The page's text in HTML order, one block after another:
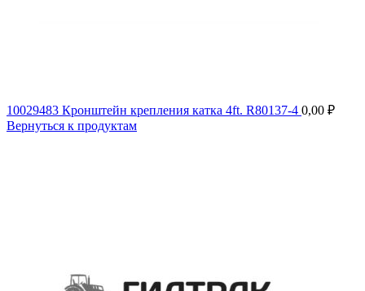
10029483 Кронштейн крепления катка 4ft. R80137-4 0,00 ₽
Вернуться к продуктам